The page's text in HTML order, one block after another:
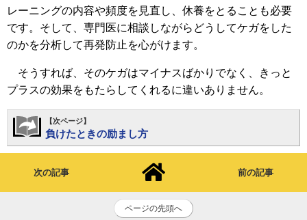
レーニングの内容や頻度を見直し、休養をとることも必要
です。そして、専門医に相談しながらどうしてケガをした
のかを分析して再発防止を心がけます。
そうすれば、そのケガはマイナスばかりでなく、きっと
プラスの効果をもたらしてくれるに違いありません。
【次ページ】
負けたときの励まし方
次の記事 前の記事
ページの先頭へ